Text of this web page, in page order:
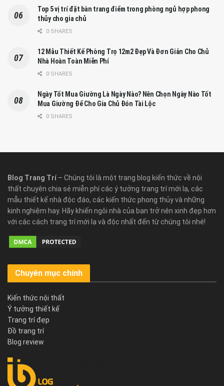
Top 5 vị trí đặt bàn trang điểm trong phòng ngủ hợp phong
thủy cho gia chủ
0 SHARES
12 Mẫu Thiết Kế Phòng Trọ 12m2 Đẹp Và Đơn Giản Cho Chủ
Nhà Hoàn Toàn Miễn Phí
0 SHARES
Ngày Tốt Mua Giường Là Ngày Nào? Nên Chọn Ngày Nào Tốt
Mua Giường Để Cho Gia Chủ Đón Tài Lộc
0 SHARES
Blog Trang Trí – Chúng tôi là một trang blog kiến thức về nội
thất chuyên chia sẻ miễn phí các ý tưởng trang trí mới lạ, các
mẫu thiết kế nhà độc đáo, các kiến thức phong thủy và những
kinh nghiệm hay. Hãy khiến ngôi nhà của bạn trở nên xinh đẹp hơn
với các cách trang trí mới lạ và độc nhất đến từ chúng tôi nhé!
Chuyên mục chính
Kiến thức nội thất
Ý tưởng thiết kế
Trang trí đẹp
Đồ trang trí
Blog review